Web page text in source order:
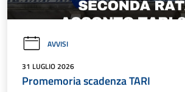
AVVISI
31 LUGLIO 2026
Promemoria scadenza TARI